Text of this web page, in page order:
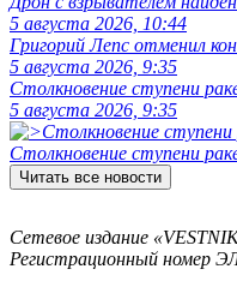
5 августа 2026, 10:44
Григорий Лепс отменил
5 августа 2026, 9:35
Столкновение ступени
5 августа 2026, 9:35
Столкновение ступени
Читать все новости
Сетевое издание
Регистрационный номер